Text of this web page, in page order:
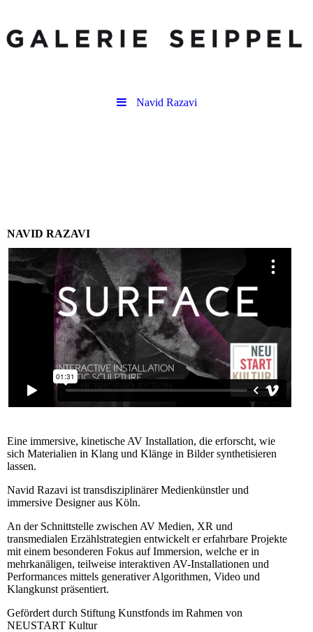
Navid Razavi
NAVID RAZAVI
Eine immersive, kinetische AV Installation, die erforscht, wie
sich Materialien in Klang und Klänge in Bilder synthetisieren
lassen.
Navid Razavi ist transdisziplinärer Medienkünstler und
immersive Designer aus Köln.
An der Schnittstelle zwischen AV Medien, XR und
transmedialen Erzählstrategien entwickelt er erfahrbare Projekte
mit einem besonderen Fokus auf Immersion, welche er in
mehrkanäligen, teilweise interaktiven AV-Installationen und
Performances mittels generativer Algorithmen, Video und
Klangkunst präsentiert.
Gefördert durch Stiftung Kunstfonds im Rahmen von
NEUSTART Kultur